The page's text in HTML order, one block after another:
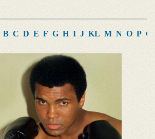
B C D E F G H I J KL M N O P Q